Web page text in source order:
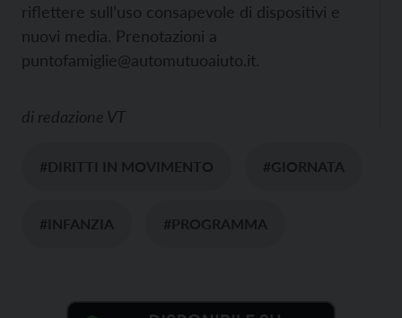
riflettere sull’uso consapevole di dispositivi e
nuovi media. Prenotazioni a
puntofamiglie@automutuoaiuto.it.
di redazione VT
#DIRITTI IN MOVIMENTO #GIORNATA
#INFANZIA #PROGRAMMA